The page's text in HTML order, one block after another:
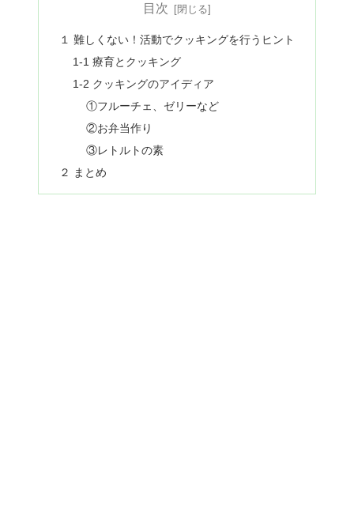
目次
１ 難しくない！活動でクッキングを行うヒント
1-1 療育とクッキング
1-2 クッキングのアイディア
①フルーチェ、ゼリーなど
②お弁当作り
③レトルトの素
２ まとめ